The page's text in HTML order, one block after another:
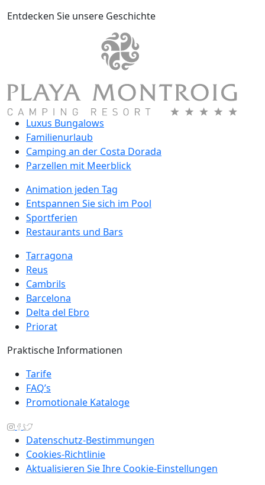
Entdecken Sie unsere Geschichte
Luxus Bungalows
Familienurlaub
Camping an der Costa Dorada
Parzellen mit Meerblick
Animation jeden Tag
Entspannen Sie sich im Pool
Sportferien
Restaurants und Bars
Tarragona
Reus
Cambrils
Barcelona
Delta del Ebro
Priorat
Praktische Informationen
Tarife
FAQ’s
Promotionale Kataloge
Datenschutz-Bestimmungen
Cookies-Richtlinie
Aktualisieren Sie Ihre Cookie-Einstellungen